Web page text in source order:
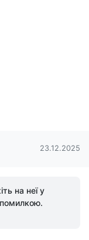
23.12.2025
на неї у